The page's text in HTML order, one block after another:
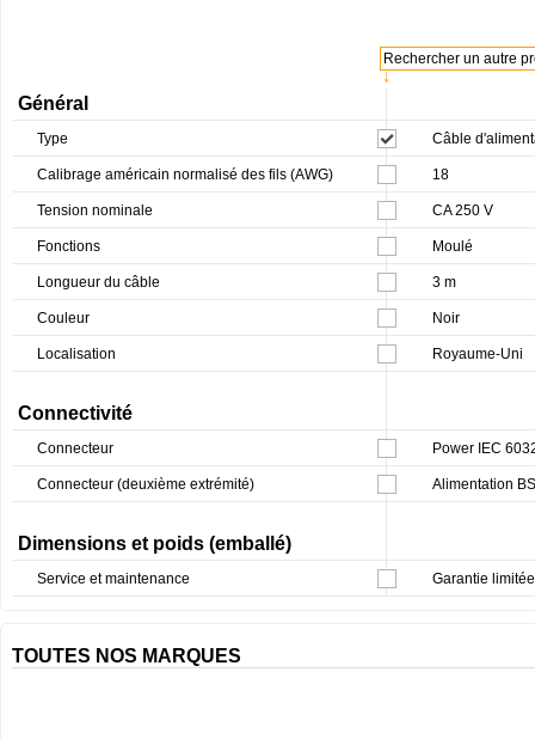
↓
Rechercher un autre
Général
Type Câble
Calibrage américain normalisé des fils (AWG) 18
Tension nominale CA 250 V
Fonctions Moulé
Longueur du câble 3 m
Couleur Noir
Localisation Royaume-Uni
Connectivité
Connecteur Power IEC
Connecteur (deuxième extrémité) Alimentation
Dimensions et poids (emballé)
Service et maintenance Garantie
TOUTES NOS MARQUES